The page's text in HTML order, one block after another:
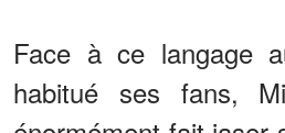
Face à ce langage
habitué ses fans,